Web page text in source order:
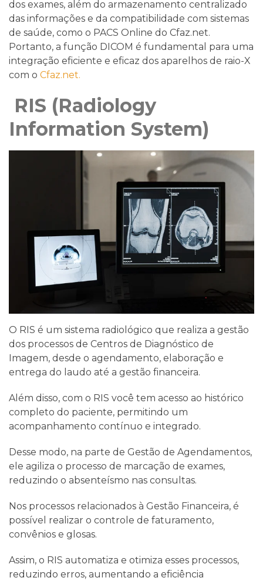
dos exames, além do armazenamento centralizado
das informações e da compatibilidade com sistemas
de saúde, como o PACS Online do Cfaz.net.
Portanto, a função DICOM é fundamental para uma
integração eficiente e eficaz dos aparelhos de raio-X
com o Cfaz.net.
RIS (Radiology
Information System)
O RIS é um sistema radiológico que realiza a gestão
dos processos de Centros de Diagnóstico de
Imagem, desde o agendamento, elaboração e
entrega do laudo até a gestão financeira.
Além disso, com o RIS você tem acesso ao histórico
completo do paciente, permitindo um
acompanhamento contínuo e integrado.
Desse modo, na parte de Gestão de Agendamentos,
ele agiliza o processo de marcação de exames,
reduzindo o absenteísmo nas consultas.
Nos processos relacionados à Gestão Financeira, é
possível realizar o controle de faturamento,
convênios e glosas.
Assim, o RIS automatiza e otimiza esses processos,
reduzindo erros, aumentando a eficiência